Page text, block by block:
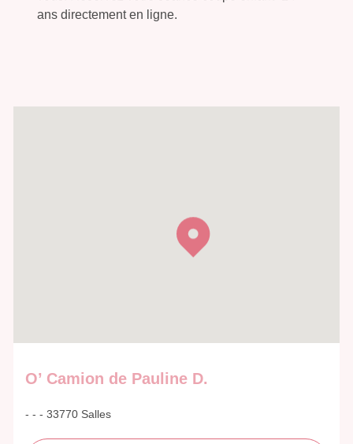
ans directement en ligne.
O’ Camion de Pauline D.
- - - 33770 Salles